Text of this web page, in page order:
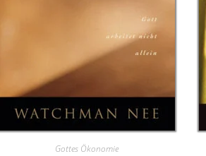
Gottes Ökonomie